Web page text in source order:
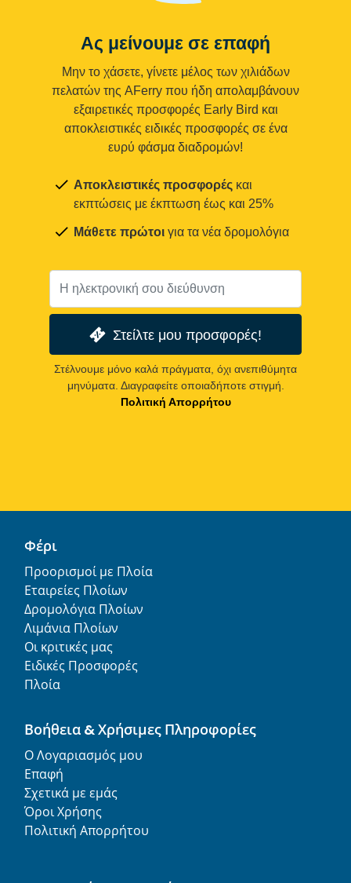
Ας μείνουμε σε επαφή
Μην το χάσετε, γίνετε μέλος των χιλιάδων
πελατών της AFerry που ήδη απολαμβάνουν
εξαιρετικές προσφορές Early Bird και
αποκλειστικές ειδικές προσφορές σε ένα
ευρύ φάσμα διαδρομών!
Αποκλειστικές προσφορές και
εκπτώσεις με έκπτωση έως και 25%
Μάθετε πρώτοι για τα νέα δρομολόγια
Στείλτε μου προσφορές!
Στέλνουμε μόνο καλά πράγματα, όχι ανεπιθύμητα
μηνύματα. Διαγραφείτε οποιαδήποτε στιγμή.
Πολιτική Απορρήτου
Φέρι
Προορισμοί με Πλοία
Εταιρείες Πλοίων
Δρομολόγια Πλοίων
Λιμάνια Πλοίων
Οι κριτικές μας
Ειδικές Προσφορές
Πλοία
Βοήθεια & Χρήσιμες Πληροφορίες
Ο Λογαριασμός μου
Επαφή
Σχετικά με εμάς
Όροι Χρήσης
Πολιτική Απορρήτου